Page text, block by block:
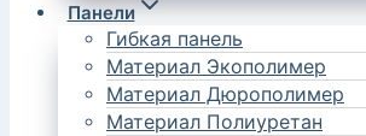
Панели
Гибкая панель
Материал Экополимер
Материал Дюрополимер
Материал Полиуретан